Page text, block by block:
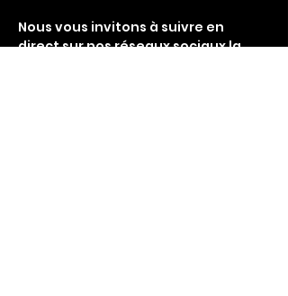
Nous vous invitons à suivre en
direct sur nos réseaux sociaux la